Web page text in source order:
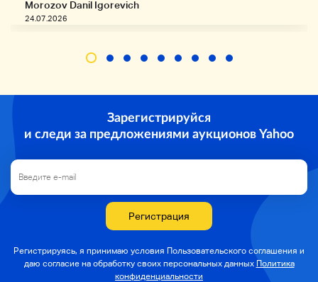
Производитель
ОНКИО
Типовой номер
3wayの She книжная полка Тип
Статус продукта
- Проверьте выходной звук всех динамиков
・ У громкоговорителя есть грязь
Вуфер имеет повреждение ребра
・Scooker имеет сетчатую вогнутую / Dis ment
・ У Вуфера есть морщины, такие как влажные
Morozov Danil Igorevich
24.07.2026
Зарегистрируйся
и следи за предложениями аукционов Yahoo
Регистрация
Регистрируясь, я принимаю условия Пользовательского соглашения и
даю согласие на обработку своих персональных данных Политика
конфиденциальности